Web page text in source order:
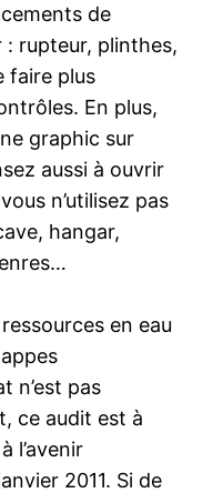
de
rupteur, plinthes,
faire plus
En plus,
graphic sur
aussi à ouvrir
n’utilisez pas
hangar,
en eau
n’est pas
ce audit est à
l’avenir
2011. Si de